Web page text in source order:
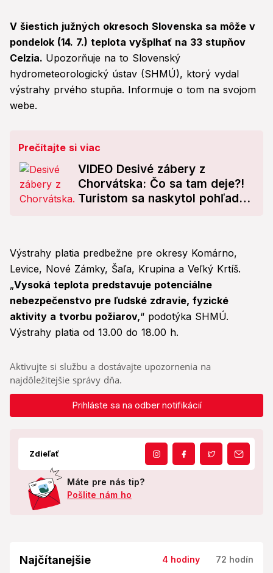
V šiestich južných okresoch Slovenska sa môže v
pondelok (14. 7.) teplota vyšplhať na 33 stupňov
Celzia. Upozorňuje na to Slovenský
hydrometeorologický ústav (SHMÚ), ktorý vydal
výstrahy prvého stupňa. Informuje o tom na svojom
webe.
Prečítajte si viac
VIDEO Desivé zábery z
Chorvátska: Čo sa tam deje?!
Turistom sa naskytol pohľad, z
Výstrahy platia predbežne pre okresy Komárno,
Levice, Nové Zámky, Šaľa, Krupina a Veľký Krtíš.
„Vysoká teplota predstavuje potenciálne
nebezpečenstvo pre ľudské zdravie, fyzické
aktivity a tvorbu požiarov,“ podotýka SHMÚ.
Výstrahy platia od 13.00 do 18.00 h.
Aktivujte si službu a dostávajte upozornenia na
najdôležitejšie správy dňa.
Prihláste sa na odber notifikácií
Zdieľať
Máte pre nás tip?
Pošlite nám ho
Najčítanejšie 4 hodiny 72 hodín